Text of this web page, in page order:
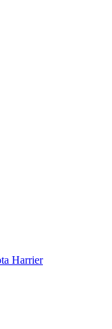
Harrier